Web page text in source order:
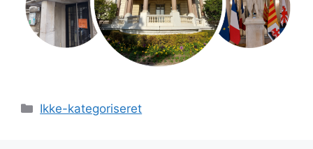
Kategorier
Ikke-kategoriseret